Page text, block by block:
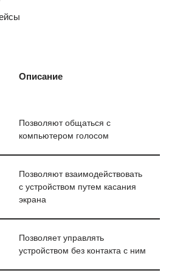
Описание
Позволяют общаться с
компьютером голосом
Позволяют взаимодействовать
с устройством путем касания
экрана
Позволяет управлять
устройством без контакта с ним